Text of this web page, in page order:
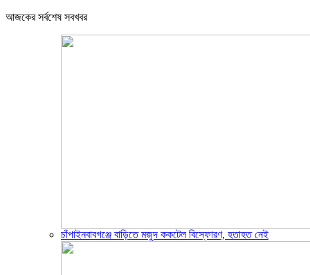
আজকের সর্বশেষ সবখবর
চাঁপাইনবাবগঞ্জে বাড়িতে মজুদ ককটেল বিস্ফোরণ, হতাহত নেই